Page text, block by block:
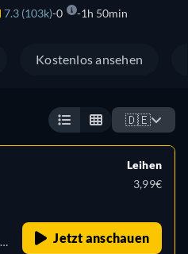
7.3 (103k) 0 1h 50min
Kostenlos ansehen
🇩🇪
Leihen
3,99€
Jetzt anschauen